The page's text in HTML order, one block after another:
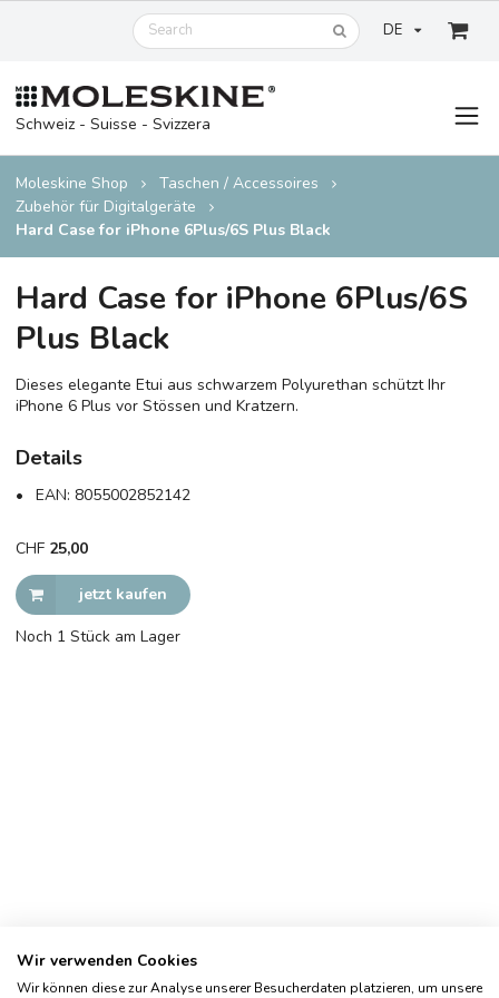
DE
Schweiz - Suisse - Svizzera
Moleskine Shop
Taschen / Accessoires
Zubehör für Digitalgeräte
Hard Case for iPhone 6Plus/6S Plus Black
Hard Case for iPhone 6Plus/6S
Plus Black
Dieses elegante Etui aus schwarzem Polyurethan schützt Ihr
iPhone 6 Plus vor Stössen und Kratzern.
Details
EAN: 8055002852142
CHF 25,00
jetzt kaufen
Noch 1 Stück am Lager
Wir verwenden Cookies
Wir können diese zur Analyse unserer Besucherdaten platzieren, um unsere